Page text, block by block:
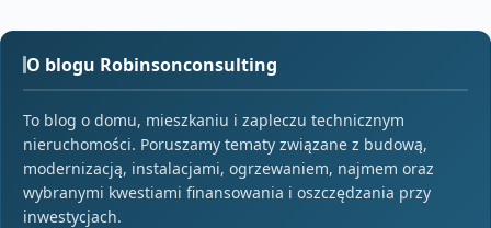
O blogu Robinsonconsulting
To blog o domu, mieszkaniu i zapleczu technicznym
nieruchomości. Poruszamy tematy związane z budową,
modernizacją, instalacjami, ogrzewaniem, najmem oraz
wybranymi kwestiami finansowania i oszczędzania przy
inwestycjach.